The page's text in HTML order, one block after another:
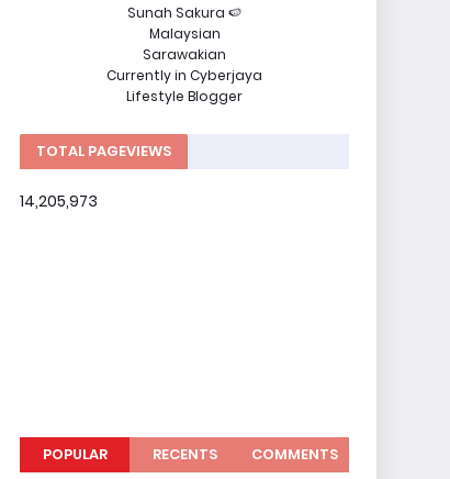
Sunah Sakura 🍉
Malaysian
Sarawakian
Currently in Cyberjaya
Lifestyle Blogger
TOTAL PAGEVIEWS
14,205,973
POPULAR RECENTS COMMENTS